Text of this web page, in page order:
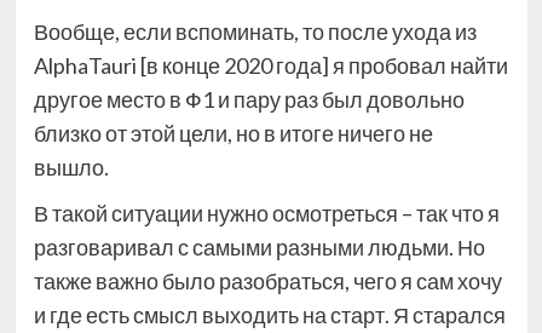
Вообще, если вспоминать, то после ухода из
AlphaTauri [в конце 2020 года] я пробовал найти
другое место в Ф1 и пару раз был довольно
близко от этой цели, но в итоге ничего не
вышло.
В такой ситуации нужно осмотреться – так что я
разговаривал с самыми разными людьми. Но
также важно было разобраться, чего я сам хочу
и где есть смысл выходить на старт. Я старался